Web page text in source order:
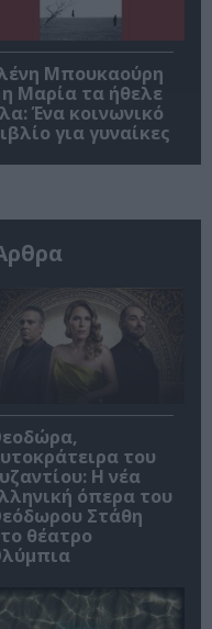
Μπουκαούρη
η Μαρία τα ήθελε
Ένα κοινωνικό
για γυναίκες
του
Η νέα
όπερα του
Στάθη
θέατρο